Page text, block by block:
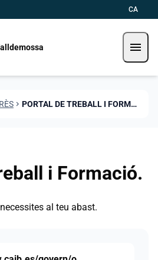
CA
menu
CHEVRON_RIGHT PORTAL DE TREBALL I FORMACIÓ.
i Formació.
al teu abast.